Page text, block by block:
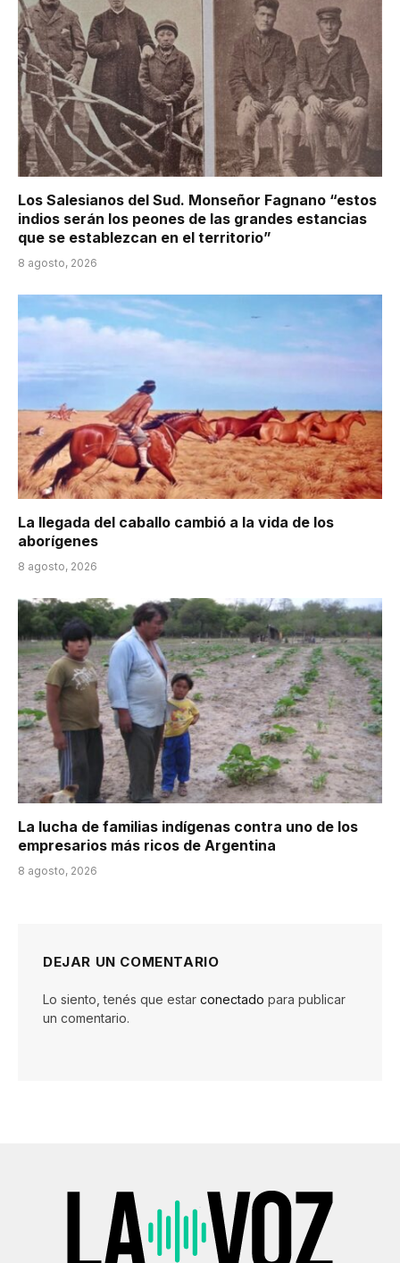
Los Salesianos del Sud. Monseñor Fagnano “estos
indios serán los peones de las grandes estancias
que se establezcan en el territorio”
8 agosto, 2026
La llegada del caballo cambió a la vida de los
aborígenes
8 agosto, 2026
La lucha de familias indígenas contra uno de los
empresarios más ricos de Argentina
8 agosto, 2026
DEJAR UN COMENTARIO
Lo siento, tenés que estar conectado para publicar
un comentario.